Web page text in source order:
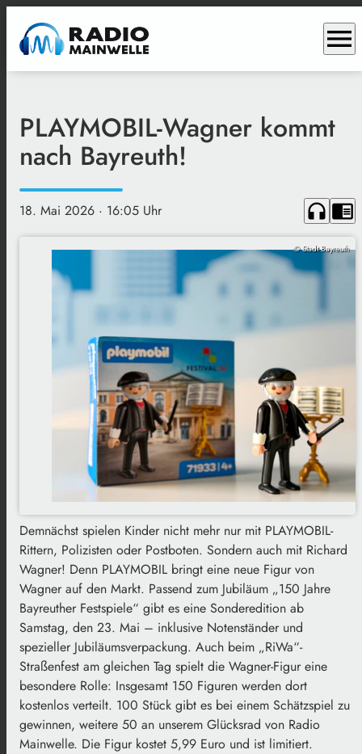
menu
PLAYMOBIL-Wagner kommt
nach Bayreuth!
18. Mai 2026 · 16:05 Uhr headphones chrome_reader_mode
© Stadt Bayreuth
Demnächst spielen Kinder nicht mehr nur mit PLAYMOBIL-
Rittern, Polizisten oder Postboten. Sondern auch mit Richard
Wagner! Denn PLAYMOBIL bringt eine neue Figur von
Wagner auf den Markt. Passend zum Jubiläum „150 Jahre
Bayreuther Festspiele“ gibt es eine Sonderedition ab
Samstag, den 23. Mai – inklusive Notenständer und
spezieller Jubiläumsverpackung. Auch beim „RiWa“-
Straßenfest am gleichen Tag spielt die Wagner-Figur eine
besondere Rolle: Insgesamt 150 Figuren werden dort
kostenlos verteilt. 100 Stück gibt es bei einem Schätzspiel zu
gewinnen, weitere 50 an unserem Glücksrad von Radio
Mainwelle. Die Figur kostet 5,99 Euro und ist limitiert.